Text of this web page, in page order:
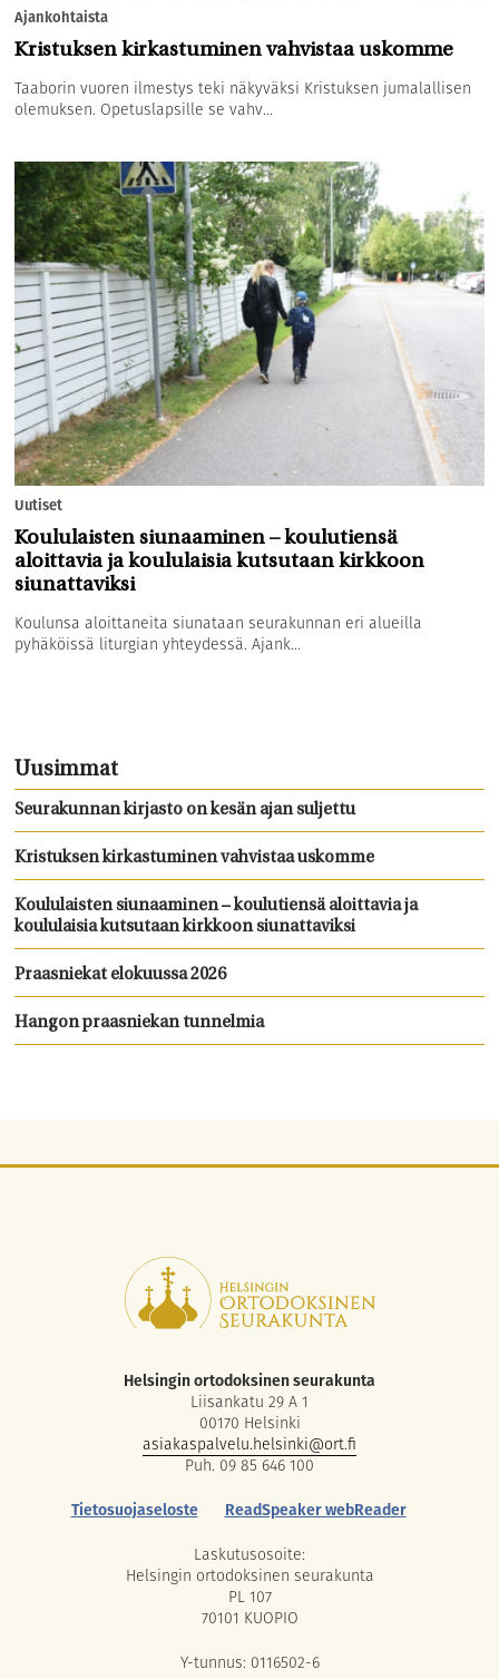
Ajankohtaista
Kristuksen kirkastuminen vahvistaa uskomme
Taaborin vuoren ilmestys teki näkyväksi Kristuksen jumalallisen
olemuksen. Opetuslapsille se vahv...
Uutiset
Koululaisten siunaaminen – koulutiensä
aloittavia ja koululaisia kutsutaan kirkkoon
siunattaviksi
Koulunsa aloittaneita siunataan seurakunnan eri alueilla
pyhäköissä liturgian yhteydessä. Ajank...
Uusimmat
Seurakunnan kirjasto on kesän ajan suljettu
Kristuksen kirkastuminen vahvistaa uskomme
Koululaisten siunaaminen – koulutiensä aloittavia ja
koululaisia kutsutaan kirkkoon siunattaviksi
Praasniekat elokuussa 2026
Hangon praasniekan tunnelmia
Helsingin ortodoksinen seurakunta
Liisankatu 29 A 1
00170 Helsinki
asiakaspalvelu.helsinki@ort.fi
Puh. 09 85 646 100
Tietosuojaseloste
ReadSpeaker webReader
Laskutusosoite:
Helsingin ortodoksinen seurakunta
PL 107
70101 KUOPIO
Y-tunnus: 0116502-6